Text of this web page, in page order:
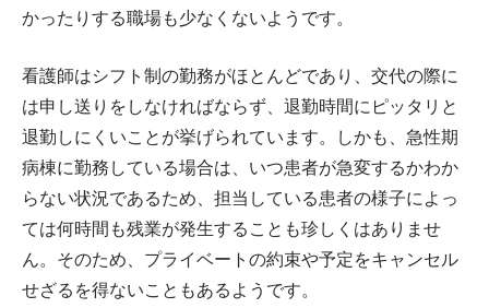
かったりする職場も少なくないようです。
看護師はシフト制の勤務がほとんどであり、交代の際に
は申し送りをしなければならず、退勤時間にピッタリと
退勤しにくいことが挙げられています。しかも、急性期
病棟に勤務している場合は、いつ患者が急変するかわか
らない状況であるため、担当している患者の様子によっ
ては何時間も残業が発生することも珍しくはありませ
ん。そのため、プライベートの約束や予定をキャンセル
せざるを得ないこともあるようです。